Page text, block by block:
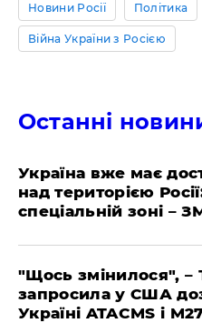
Новини Росії Політика
Війна України з Росією
Останні
Україна вже має
над територією
спеціальній зоні –
"Щось змінилося", –
запросила у США
Україні ATACMS і